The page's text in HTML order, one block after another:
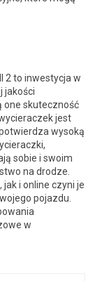
2 to inwestycja w
jakości
one skuteczność
jest
wysoką
sobie i swoim
na drodze.
i online czyni je
pojazdu.
w